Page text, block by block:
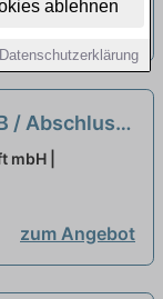
ablehnen
Datenschutzerklärung
/ Abschluss
d) neu
mbH |
zum Angebot